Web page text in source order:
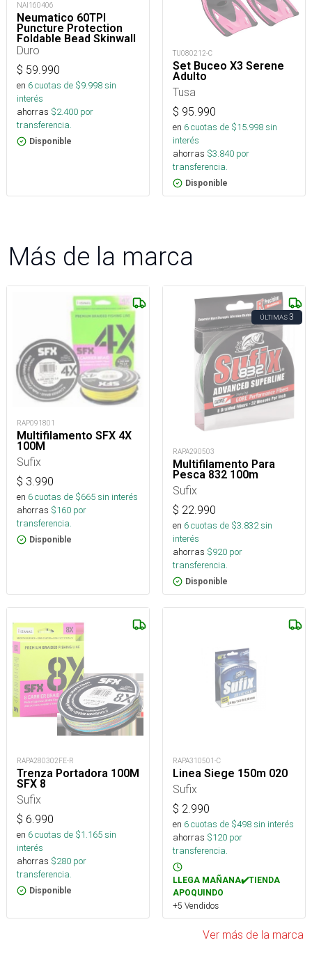
NAI160406
Neumatico 60TPI
Puncture Protection
Foldable Bead Skinwall
Tire
Duro
$ 59.990
en 6cuotas de $9.998sin
interés
ahorras $2.400 por
transferencia.
Disponible
TU080212-C
Set Buceo X3 Serene
Adulto
Tusa
$ 95.990
en 6cuotas de $15.998sin
interés
ahorras $3.840 por
transferencia.
Disponible
Más de la marca
RAP091801
Multifilamento SFX 4X
100M
Sufix
$ 3.990
en 6cuotas de $665sin interés
ahorras $160 por
transferencia.
Disponible
ÚLTIMAS3
RAPA290503
Multifilamento Para
Pesca 832 100m
Sufix
$ 22.990
en 6cuotas de $3.832sin
interés
ahorras $920 por
transferencia.
Disponible
RAPA280302FE-R
Trenza Portadora 100M
SFX 8
Sufix
$ 6.990
en 6cuotas de $1.165sin
interés
ahorras $280 por
transferencia.
Disponible
RAPA310501-C
Linea Siege 150m 020
Sufix
$ 2.990
en 6cuotas de $498sin interés
ahorras $120 por
transferencia.
LLEGA MAÑANA✔️TIENDA
APOQUINDO
+5 Vendidos
Ver más de la marca